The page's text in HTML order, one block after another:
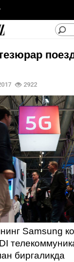
2922
Samsung
биргаликда